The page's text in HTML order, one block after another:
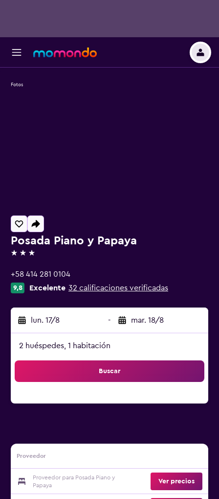
Posada Piano y Papaya
3 estrellas
+58 414 281 0104
9,8 Excelente 32 calificaciones verificadas
lun. 17/8 - mar. 18/8
2 huéspedes, 1 habitación
Buscar
Proveedor
Proveedor para Posada Piano y
Papaya
Ver precios
Fotos